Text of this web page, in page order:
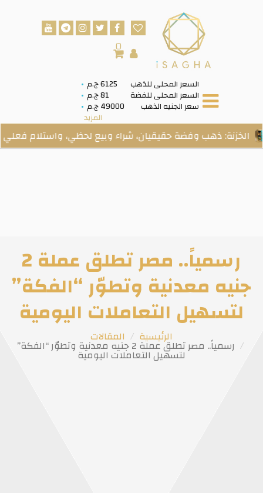
السعر المحلى للذهب 6125 ج.م
السعر المحلى للفضة 81 ج.م
سعر الجنيه الذهب 49000 ج.م
المزيد
0
ذهب وفضة حقيقيان، شراء وبيع لحظي، واستلام فعلي عند
رسمياً.. مصر تطلق عملة 2
جنيه معدنية وتطوّر “الفكة”
لتسهيل التعاملات اليومية
الرئيسية المقالات
رسمياً.. مصر تطلق عملة 2 جنيه معدنية وتطوّر “الفكة”
لتسهيل التعاملات اليومية